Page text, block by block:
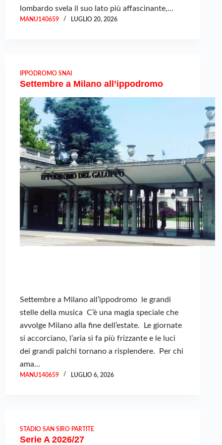
lombardo svela il suo lato più affascinante,…
MANU140659 LUGLIO 20, 2026
IPPODROMO SNAI
Settembre a Milano all’ippodromo
Settembre a Milano all’ippodromo le grandi
stelle della musica C’è una magia speciale che
avvolge Milano alla fine dell’estate. Le giornate
si accorciano, l’aria si fa più frizzante e le luci
dei grandi palchi tornano a risplendere. Per chi
ama…
MANU140659 LUGLIO 6, 2026
STADIO SAN SIRO PARTITE
Serie A 2026/27